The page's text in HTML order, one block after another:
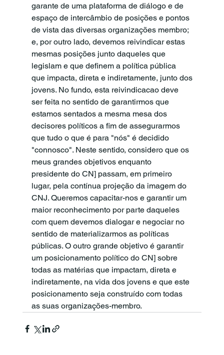
garante de uma plataforma de diálogo e de
espaço de intercâmbio de posições e pontos
de vista das diversas organizações membro;
e, por outro lado, devemos reivindicar estas
mesmas posições junto daqueles que
legislam e que definem a política pública
que impacta, direta e indiretamente, junto dos
jovens. No fundo, esta reivindicacao deve
ser feita no sentido de garantirmos que
estamos sentados a mesma mesa dos
decisores políticos a fim de assegurarmos
que tudo o que é para "nós" é decidido
"connosco". Neste sentido, considero que os
meus grandes objetivos enquanto
presidente do CN] passam, em primeiro
lugar, pela contínua projeção da imagem do
CNJ. Queremos capacitar-nos e garantir um
maior reconhecimento por parte daqueles
com quem devemos dialogar e negociar no
sentido de materializarmos as políticas
públicas. O outro grande objetivo é garantir
um posicionamento político do CN] sobre
todas as matérias que impactam, direta e
indiretamente, na vida dos jovens e que este
posicionamento seja construído com todas
as suas organizações-membro.